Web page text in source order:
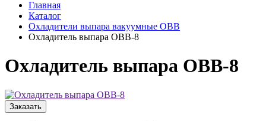
Главная
Каталог
Охладители выпара вакуумные ОВВ
Охладитель выпара ОВВ-8
Охладитель выпара ОВВ-8
Заказать